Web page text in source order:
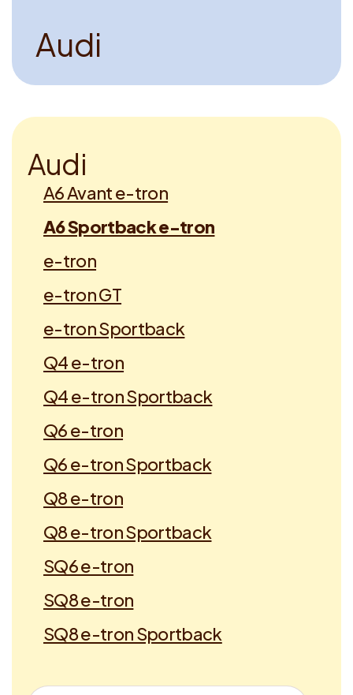
Audi
Audi
A6 Avant e-tron
A6 Sportback e-tron
e-tron
e-tron GT
e-tron Sportback
Q4 e-tron
Q4 e-tron Sportback
Q6 e-tron
Q6 e-tron Sportback
Q8 e-tron
Q8 e-tron Sportback
SQ6 e-tron
SQ8 e-tron
SQ8 e-tron Sportback